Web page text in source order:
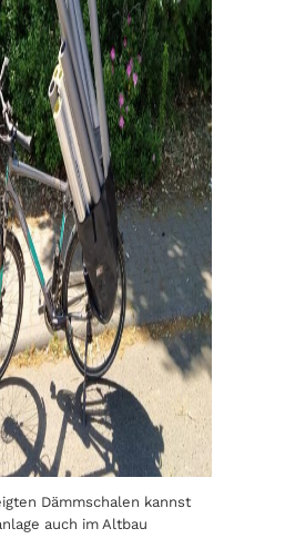
Dämmschalen kannst
auch im Altbau